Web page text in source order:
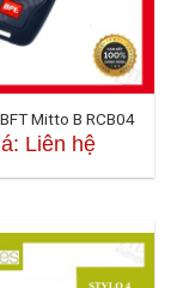
Mitto B RCB04
Liên hệ